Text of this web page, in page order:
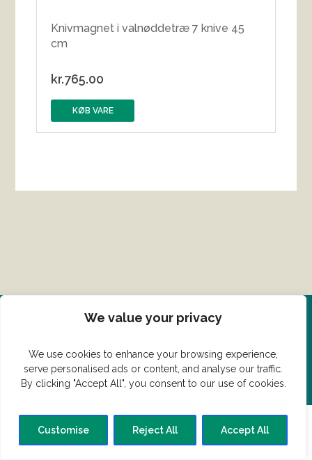
We value your privacy
We use cookies to enhance your browsing experience,
serve personalised ads or content, and analyse our traffic.
By clicking "Accept All", you consent to our use of cookies.
Customise Reject All Accept All
Knivmagnet i valnøddetræ 7 knive 45
cm
kr.765.00
KØB VARE
Har du en konge ret du vil dele?
© Vildmedmad.dk 2019. God og nem mad!